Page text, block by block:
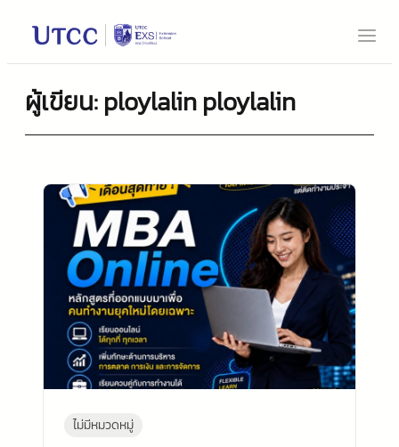
ผู้เขียน:ploylalin ploylalin
ไม่มีหมวดหมู่